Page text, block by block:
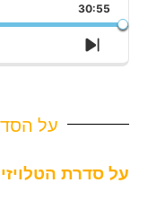
Episode30:55
Next
Episode
על
על סדרת